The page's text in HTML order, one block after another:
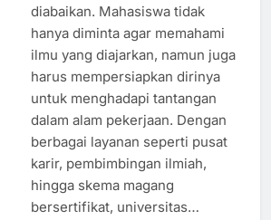
diabaikan. Mahasiswa tidak
hanya diminta agar memahami
ilmu yang diajarkan, namun juga
harus mempersiapkan dirinya
untuk menghadapi tantangan
dalam alam pekerjaan. Dengan
berbagai layanan seperti pusat
karir, pembimbingan ilmiah,
hingga skema magang
bersertifikat, universitas…